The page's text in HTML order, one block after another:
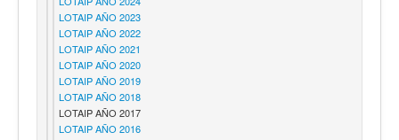
LOTAIP AÑO 2023
LOTAIP AÑO 2022
LOTAIP AÑO 2021
LOTAIP AÑO 2020
LOTAIP AÑO 2019
LOTAIP AÑO 2018
LOTAIP AÑO 2017
LOTAIP AÑO 2016